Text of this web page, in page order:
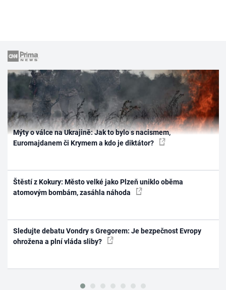
Mýty o válce na Ukrajině: Jak to bylo s nacismem,
Euromajdanem či Krymem a kdo je diktátor?
Štěstí z Kokury: Město velké jako Plzeň uniklo oběma
atomovým bombám, zasáhla náhoda
Sledujte debatu Vondry s Gregorem: Je bezpečnost Evropy
ohrožena a plní vláda sliby?